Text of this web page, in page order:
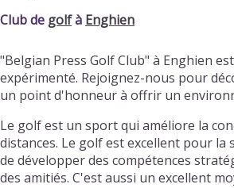
Club de golfà Enghien
"Belgian Press Golf Club" à Enghien
expérimenté. Rejoignez-nous pour
un point d'honneur à offrir un
Le golf est un sport qui améliore la
distances. Le golf est excellent pour
de développer des compétences
des amitiés. C'est aussi un excellent